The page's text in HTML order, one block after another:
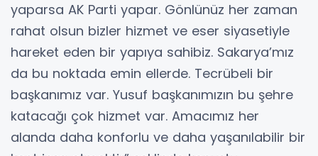
yaparsa AK Parti yapar. Gönlünüz her zaman
rahat olsun bizler hizmet ve eser siyasetiyle
hareket eden bir yapıya sahibiz. Sakarya’mız
da bu noktada emin ellerde. Tecrübeli bir
başkanımız var. Yusuf başkanımızın bu şehre
katacağı çok hizmet var. Amacımız her
alanda daha konforlu ve daha yaşanılabilir bir